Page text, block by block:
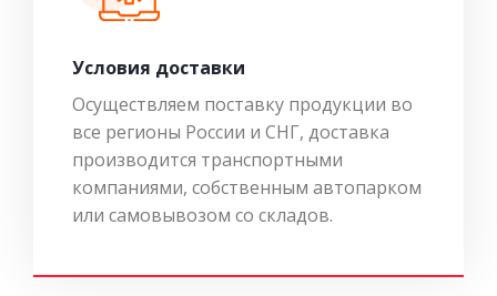
Условия доставки
Осуществляем поставку продукции во
все регионы России и СНГ, доставка
производится транспортными
компаниями, собственным автопарком
или самовывозом со складов.